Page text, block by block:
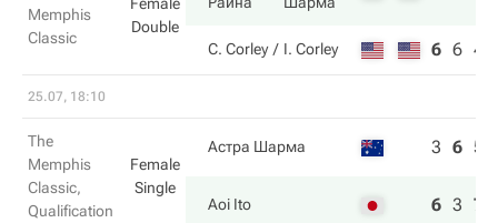
Memphis
Classic
Double
C. Corley I. Corley 6 6 4
25.07, 18:10
The
Memphis
Classic,
Qualification
Female
Single
Астра Шарма 3 6 5
Aoi Ito 6 3 7